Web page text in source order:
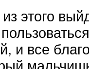
этого
и все